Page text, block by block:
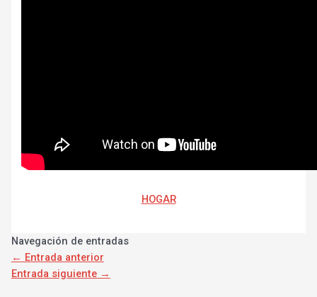
HOGAR
Navegación de entradas
← Entrada anterior
Entrada siguiente →